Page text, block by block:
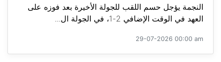
النجمة يؤجل حسم اللقب للجولة الأخيرة بعد فوزه على
العهد في الوقت الإضافي 2-1، في الجولة ال...
29-07-2026 00:00 am